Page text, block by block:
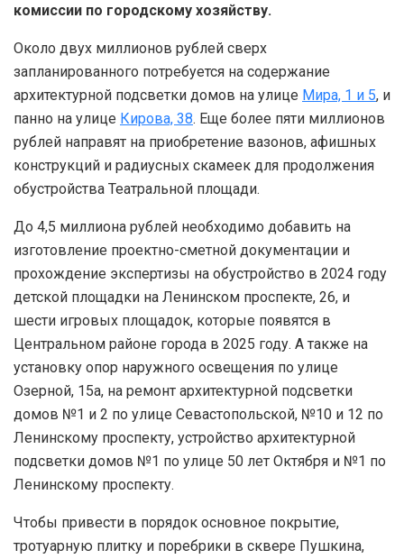
комиссии по городскому хозяйству.
Около двух миллионов рублей сверх
запланированного потребуется на содержание
архитектурной подсветки домов на улице Мира, 1 и 5, и
панно на улице Кирова, 38. Еще более пяти миллионов
рублей направят на приобретение вазонов, афишных
конструкций и радиусных скамеек для продолжения
обустройства Театральной площади.
До 4,5 миллиона рублей необходимо добавить на
изготовление проектно-сметной документации и
прохождение экспертизы на обустройство в 2024 году
детской площадки на Ленинском проспекте, 26, и
шести игровых площадок, которые появятся в
Центральном районе города в 2025 году. А также на
установку опор наружного освещения по улице
Озерной, 15а, на ремонт архитектурной подсветки
домов №1 и 2 по улице Севастопольской, №10 и 12 по
Ленинскому проспекту, устройство архитектурной
подсветки домов №1 по улице 50 лет Октября и №1 по
Ленинскому проспекту.
Чтобы привести в порядок основное покрытие,
тротуарную плитку и поребрики в сквере Пушкина,